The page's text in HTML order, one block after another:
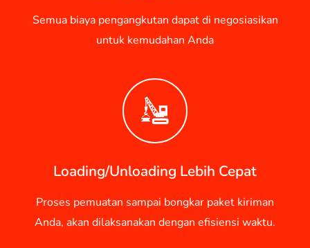
Semua biaya pengangkutan dapat di negosiasikan
untuk kemudahan Anda
Loading/Unloading Lebih Cepat
Proses pemuatan sampai bongkar paket kiriman
Anda, akan dilaksanakan dengan efisiensi waktu.